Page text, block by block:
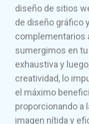
diseño de sitios
de diseño gráfico
complementarios
sumergimos en
exhaustiva y
creatividad, lo
el máximo
proporcionando a
imagen nítida y